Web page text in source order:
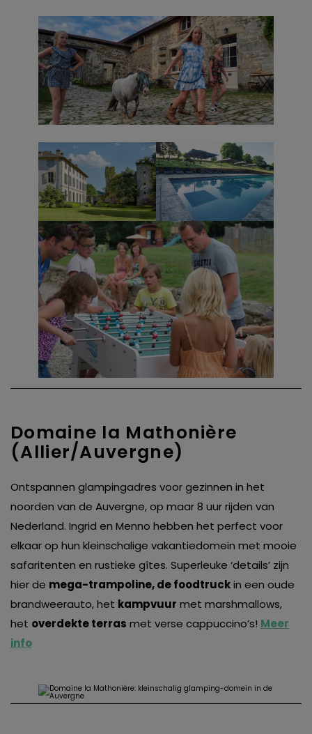
Domaine la Mathonière
(Allier/Auvergne)
Ontspannen glampingadres voor gezinnen in het
noorden van de Auvergne, op maar 8 uur rijden van
Nederland. Ingrid en Menno hebben het perfect voor
elkaar op hun kleinschalige vakantiedomein met mooie
safaritenten en rustieke gîtes. Superleuke ‘details’ zijn
hier de mega-trampoline, de foodtruckin een oude
brandweerauto, het kampvuur met marshmallows,
het overdekte terras met verse cappuccino’s! Meer
info